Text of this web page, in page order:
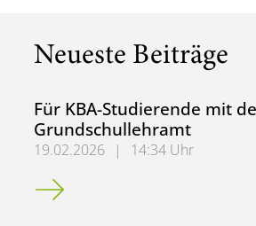
Neueste Beiträge
Für KBA-Studierende mit
Grundschullehramt
19.02.2026 |
14:34 Uhr
Für KBA-Studierende mit dem Ziel